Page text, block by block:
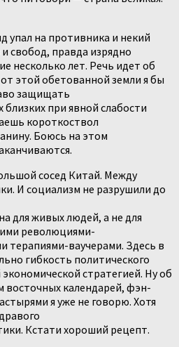
упал на противника и некий
свобод, правда изрядно
несколько лет. Речь идет об
этой обетованной земли я бы
защищать
при явной слабости
короткоствол
Боюсь на этом
сосед Китай. Между
И социализм не разрушили до
для живых людей, а не для
революциями-
терапиями-ваучерами. Здесь в
гибкость политического
стратегией. Ну об
восточных календарей, фэн-
я уже не говорю. Хотя
Кстати хороший рецепт.